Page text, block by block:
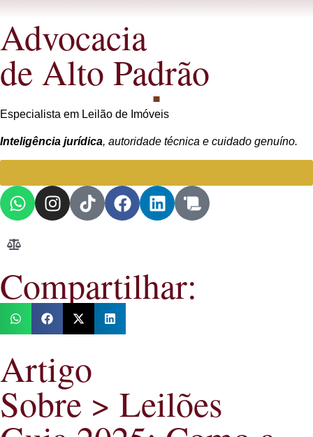
Advocacia
de Alto Padrão
Especialista em Leilão de Imóveis
Inteligência jurídica, autoridade técnica e cuidado genuíno.
Compartilhar:
Artigo
Sobre > Leilões